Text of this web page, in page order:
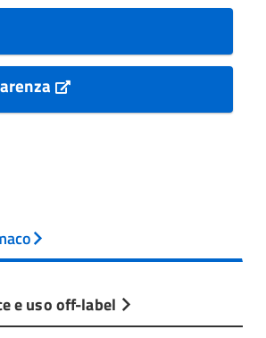
e uso off-label